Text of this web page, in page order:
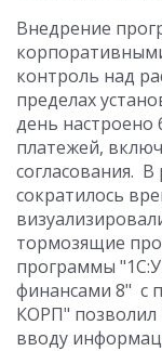
Внедрение
контроль над
пределах
день настроено
платежей,
согласования. В
сократилось
тормозящие
программы
финансами 8" с
КОРП" позволил
вводу